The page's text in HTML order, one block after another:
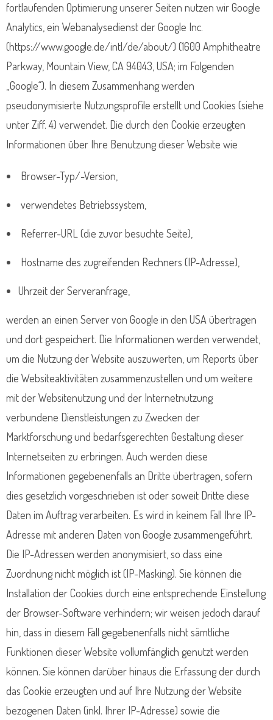
fortlaufenden Optimierung unserer Seiten nutzen wir Google
Analytics, ein Webanalysedienst der Google Inc.
(https://www.google.de/intl/de/about/) (1600 Amphitheatre
Parkway, Mountain View, CA 94043, USA; im Folgenden
„Google“). In diesem Zusammenhang werden
pseudonymisierte Nutzungsprofile erstellt und Cookies (siehe
unter Ziff. 4) verwendet. Die durch den Cookie erzeugten
Informationen über Ihre Benutzung dieser Website wie
Browser-Typ/-Version,
verwendetes Betriebssystem,
Referrer-URL (die zuvor besuchte Seite),
Hostname des zugreifenden Rechners (IP-Adresse),
Uhrzeit der Serveranfrage,
werden an einen Server von Google in den USA übertragen
und dort gespeichert. Die Informationen werden verwendet,
um die Nutzung der Website auszuwerten, um Reports über
die Websiteaktivitäten zusammenzustellen und um weitere
mit der Websitenutzung und der Internetnutzung
verbundene Dienstleistungen zu Zwecken der
Marktforschung und bedarfsgerechten Gestaltung dieser
Internetseiten zu erbringen. Auch werden diese
Informationen gegebenenfalls an Dritte übertragen, sofern
dies gesetzlich vorgeschrieben ist oder soweit Dritte diese
Daten im Auftrag verarbeiten. Es wird in keinem Fall Ihre IP-
Adresse mit anderen Daten von Google zusammengeführt.
Die IP-Adressen werden anonymisiert, so dass eine
Zuordnung nicht möglich ist (IP-Masking). Sie können die
Installation der Cookies durch eine entsprechende Einstellung
der Browser-Software verhindern; wir weisen jedoch darauf
hin, dass in diesem Fall gegebenenfalls nicht sämtliche
Funktionen dieser Website vollumfänglich genutzt werden
können. Sie können darüber hinaus die Erfassung der durch
das Cookie erzeugten und auf Ihre Nutzung der Website
bezogenen Daten (inkl. Ihrer IP-Adresse) sowie die